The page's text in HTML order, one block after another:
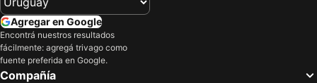
Luquillo Sunrise Beach Inn
Olive Boutique Hotel
Dream Inn PR
Agregar en Google
Encontrá nuestros resultados
fácilmente: agregá trivago como
fuente preferida en Google.
Compañía